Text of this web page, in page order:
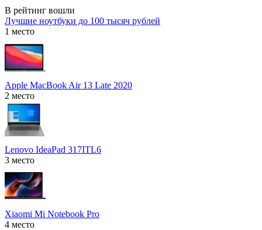
В рейтинг вошли
Лучшие ноутбуки до 100 тысяч рублей
1 место
Apple MacBook Air 13 Late 2020
2 место
Lenovo IdeaPad 317ITL6
3 место
Xiaomi Mi Notebook Pro
4 место